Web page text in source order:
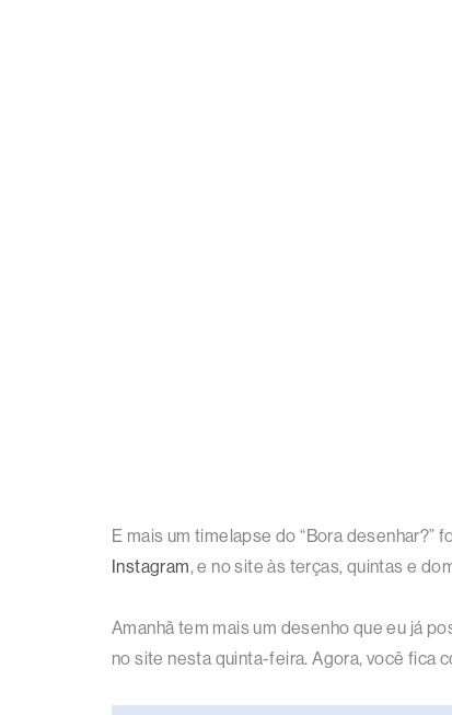
E mais um timelapse do “Bora
Instagram, e no site às terças, quintas e
Amanhã tem mais um desenho que eu já
no site nesta quinta-feira. Agora, você fica